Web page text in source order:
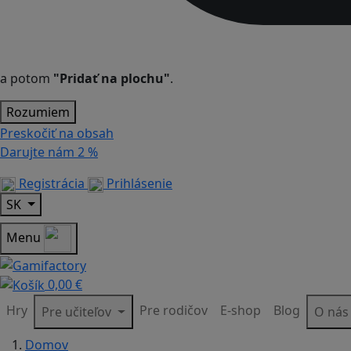
a potom "Pridať na plochu".
Rozumiem
Preskočiť na obsah
Darujte nám 2 %
Registrácia
Prihlásenie
SK
Menu
0,00 €
Hry
Pre učiteľov Pre rodičov E-shop Blog
O nás
Domov